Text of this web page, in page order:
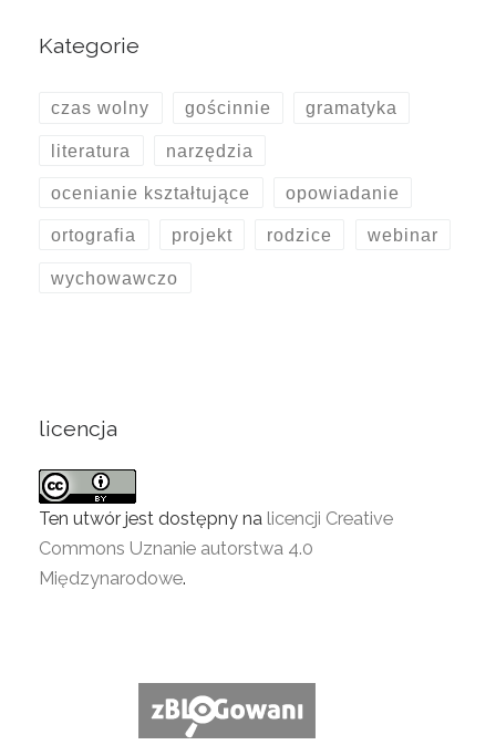
Kategorie
czas wolny gościnnie gramatyka
literatura narzędzia
ocenianie kształtujące opowiadanie
ortografia projekt rodzice webinar
wychowawczo
licencja
Ten utwór jest dostępny na licencji Creative
Commons Uznanie autorstwa 4.0
Międzynarodowe.